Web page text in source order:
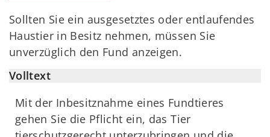
Sollten Sie ein ausgesetztes oder entlaufendes
Haustier in Besitz nehmen, müssen Sie
unverzüglich den Fund anzeigen.
Volltext
Mit der Inbesitznahme eines Fundtieres
gehen Sie die Pflicht ein, das Tier